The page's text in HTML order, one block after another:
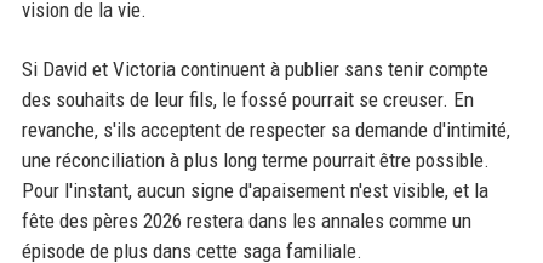
vision de la vie.
Si David et Victoria continuent à publier sans tenir compte
des souhaits de leur fils, le fossé pourrait se creuser. En
revanche, s'ils acceptent de respecter sa demande d'intimité,
une réconciliation à plus long terme pourrait être possible.
Pour l'instant, aucun signe d'apaisement n'est visible, et la
fête des pères 2026 restera dans les annales comme un
épisode de plus dans cette saga familiale.